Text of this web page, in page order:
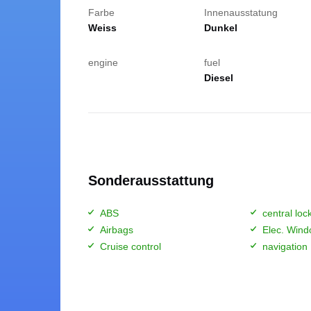
Farbe
Weiss
engine
Innenausstatung
Dunkel
fuel
Diesel
Sonderausstattung
ABS
central
Airbags
Elec.
Cruise control
navigation
Wichtige